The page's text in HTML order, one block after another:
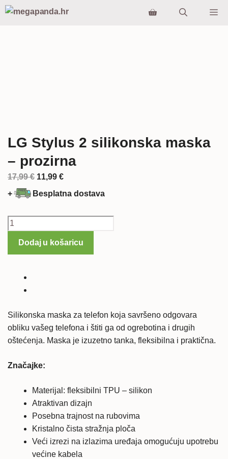
Preskoči
LG Stylus 2 silikonska maska
– prozirna
17,99€ Izvorna
cijena
je:
11,99 €Trenutna
cijena
11,99 €.
+ Besplatna dostava
LG
količina
Dodaj u košaricu
Silikonska maska za telefon koja savršeno odgovara
obliku vašeg telefona i štiti ga od ogrebotina i drugih
oštećenja. Maska je izuzetno tanka, fleksibilna i praktična.
Značajke:
Materijal: fleksibilni TPU – silikon
Atraktivan dizajn
Posebna trajnost na rubovima
Kristalno čista stražnja ploča
Veći izrezi na izlazima uređaja omogućuju upotrebu
većine kabela